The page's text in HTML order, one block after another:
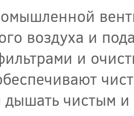
воздуха и
и
дышать чистым